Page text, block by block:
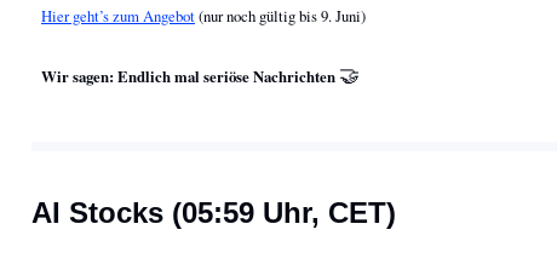
Hier geht’s zum Angebot (nur noch gültig bis 9. Juni)
Wir sagen: Endlich mal seriöse Nachrichten 🤝
AI Stocks (05:59 Uhr, CET)